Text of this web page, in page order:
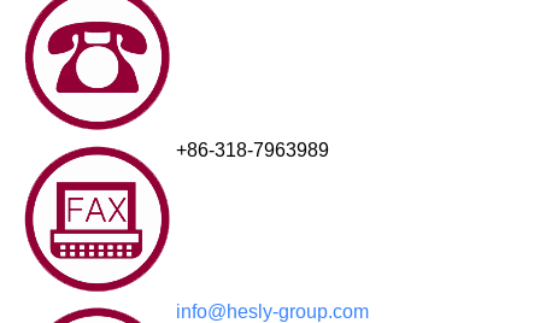
+86-318-7963989
info@hesly-group.com